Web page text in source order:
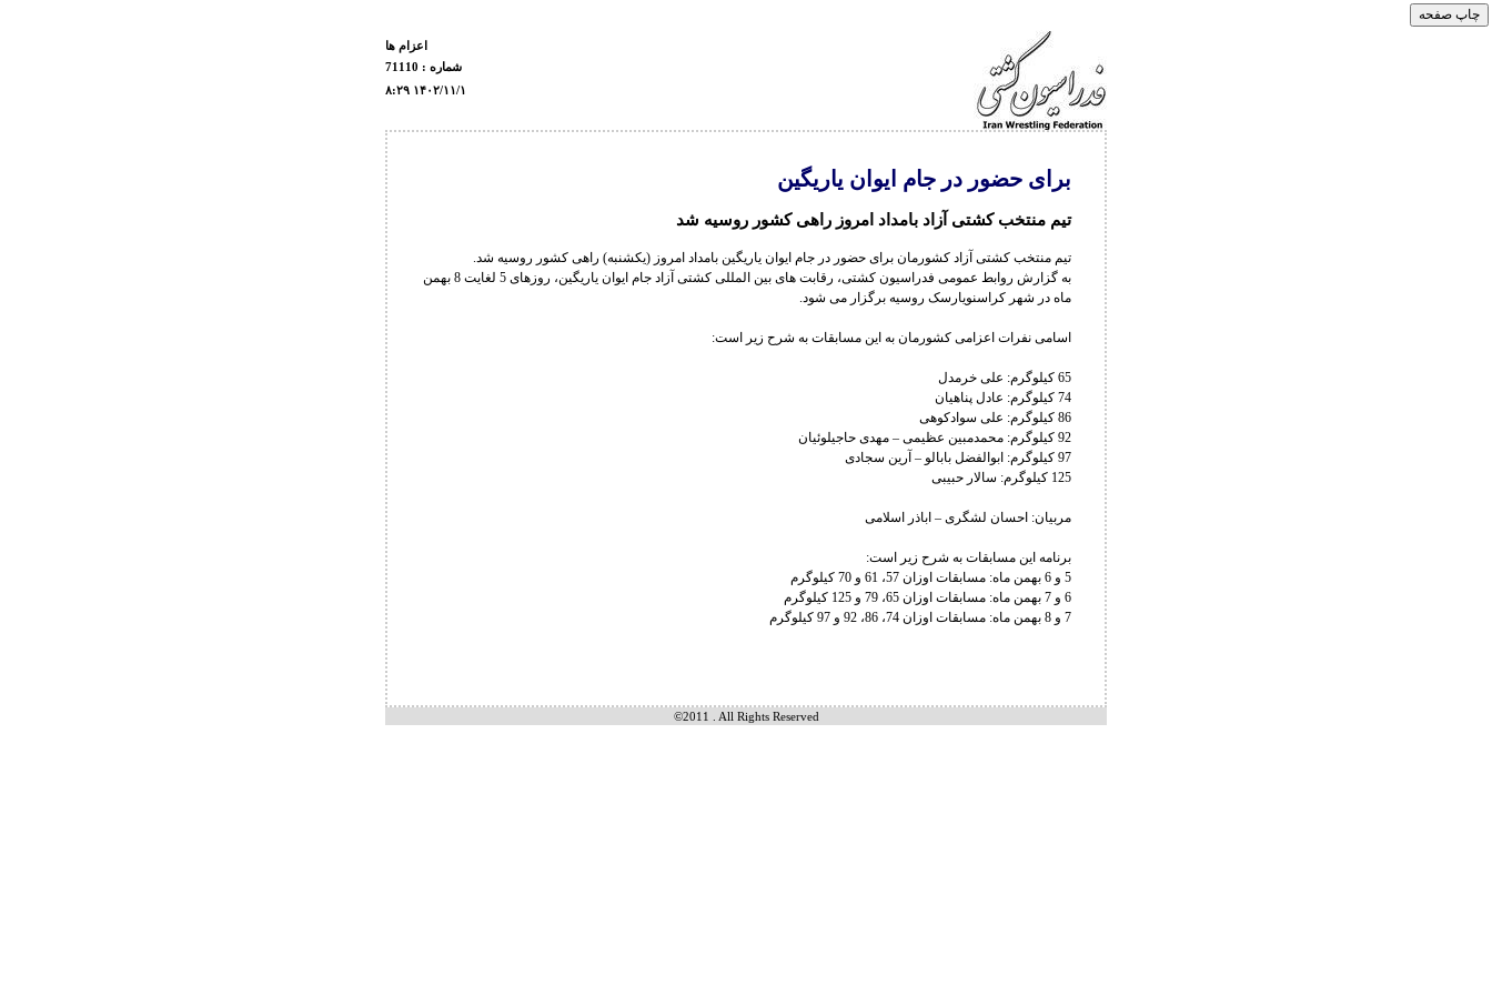
اعزام ها
شماره : 71110
۸:۲۹ ۱۴۰۲/۱۱/۱
برای حضور در جام ایوان یاریگین
تیم منتخب کشتی آزاد بامداد امروز راهی کشور روسیه شد
تیم منتخب کشتی آزاد کشورمان برای حضور در جام ایوان یاریگین بامداد امروز (یکشنبه) راهی کشور روسیه شد.
به گزارش روابط عمومی فدراسیون کشتی، رقابت های بین المللی کشتی آزاد جام ایوان یاریگین، روزهای 5 لغایت 8 بهمن
ماه در شهر کراسنویارسک روسیه برگزار می شود.
اسامی نفرات اعزامی کشورمان به این مسابقات به شرح زیر است:
65 کیلوگرم: علی خرمدل
74 کیلوگرم: عادل پناهیان
86 کیلوگرم: علی سوادکوهی
92 کیلوگرم: محمدمبین عظیمی – مهدی حاجیلوئیان
97 کیلوگرم: ابوالفضل بابالو – آرین سجادی
125 کیلوگرم: سالار حبیبی
مربیان: احسان لشگری – اباذر اسلامی
برنامه این مسابقات به شرح زیر است:
5 و 6 بهمن ماه: مسابقات اوزان 57، 61 و 70 کیلوگرم
6 و 7 بهمن ماه: مسابقات اوزان 65، 79 و 125 کیلوگرم
7 و 8 بهمن ماه: مسابقات اوزان 74، 86، 92 و 97 کیلوگرم
©2011 . All Rights Reserved